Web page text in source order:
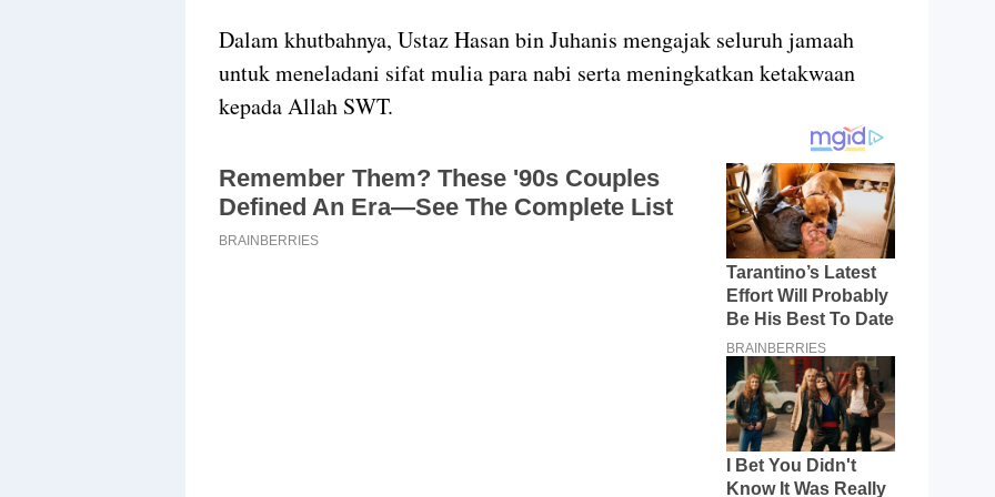
Dalam khutbahnya, Ustaz Hasan bin Juhanis mengajak seluruh jamaah
untuk meneladani sifat mulia para nabi serta meningkatkan ketakwaan
kepada Allah SWT.